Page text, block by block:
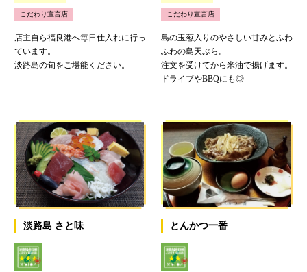
こだわり宣言店
店主自ら福良港へ毎日仕入れに行っ
ています。
淡路島の旬をご堪能ください。
こだわり宣言店
島の玉葱入りのやさしい甘みとふわ
ふわの島天ぷら。
注文を受けてから米油で揚げます。
ドライブやBBQにも◎
淡路島 さと味 とんかつ一番